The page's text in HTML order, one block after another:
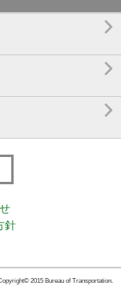



針
2015 Bureau of Transportation.